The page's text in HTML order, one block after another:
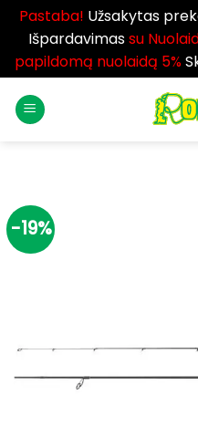
Pastaba! Užsakytas
Išpardavimassu
papildomą nuolaidą 5%
-19%